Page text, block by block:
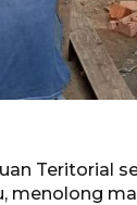
Teritorial
menolong